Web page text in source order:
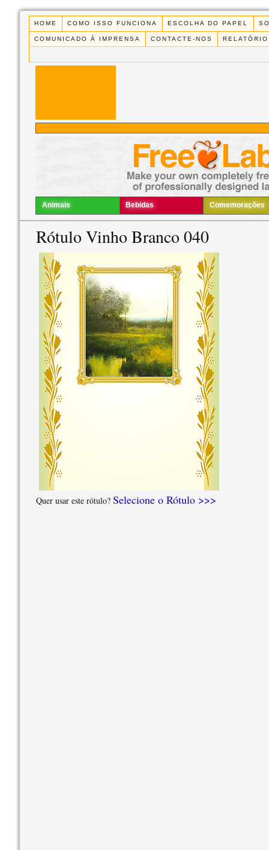
HOME COMO ISSO FUNCIONA ESCOLHA DO PAPEL
COMUNICADO À IMPRENSA CONTACTE-NOS
Animais Bebidas Comemorações
Rótulo Vinho Branco 040
Quer usar este rótulo? Selecione o Rótulo >>>